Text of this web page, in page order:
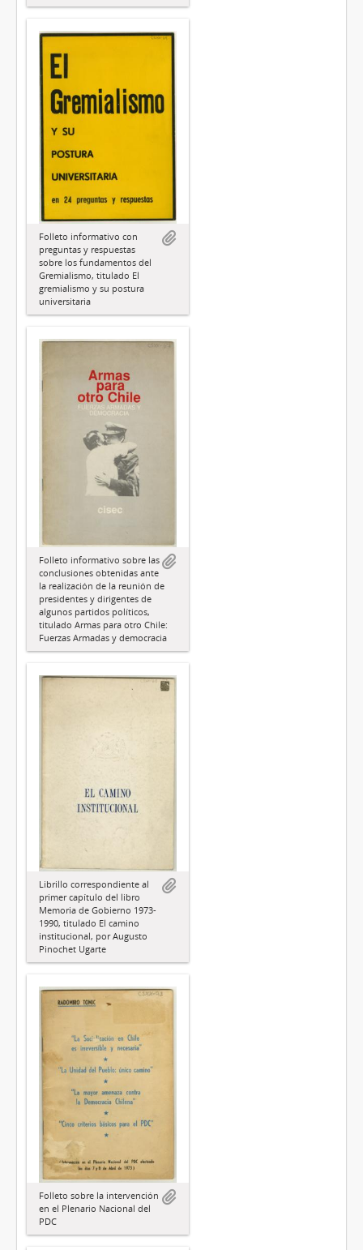
Folleto informativo con
preguntas y respuestas
sobre los fundamentos del
Gremialismo, titulado El
gremialismo y su postura
universitaria
Folleto informativo sobre las
conclusiones obtenidas ante
la realización de la reunión de
presidentes y dirigentes de
algunos partidos políticos,
titulado Armas para otro Chile:
Fuerzas Armadas y democracia
Librillo correspondiente al
primer capítulo del libro
Memoria de Gobierno 1973-
1990, titulado El camino
institucional, por Augusto
Pinochet Ugarte
Folleto sobre la intervención
en el Plenario Nacional del
PDC